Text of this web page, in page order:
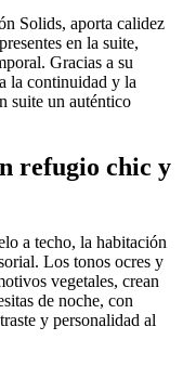
Solids, aporta calidez
en la suite,
Gracias a su
la continuidad y la
suite un auténtico
refugio chic y
a techo, la habitación
Los tonos ocres y
vegetales, crean
de noche, con
y personalidad al